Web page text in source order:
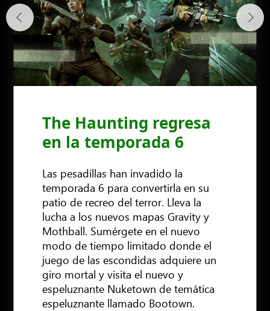
The Haunting regresa
en la temporada 6
Las pesadillas han invadido la
temporada 6 para convertirla en su
patio de recreo del terror. Lleva la
lucha a los nuevos mapas Gravity y
Mothball. Sumérgete en el nuevo
modo de tiempo limitado donde el
juego de las escondidas adquiere un
giro mortal y visita el nuevo y
espeluznante Nuketown de temática
espeluznante llamado Bootown.